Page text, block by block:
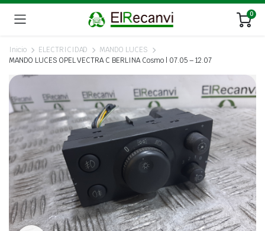
0
Inicio ELECTRICIDAD
MANDO LUCES
MANDO LUCES OPEL VECTRA C BERLINA Cosmo | 07.05 – 12.07